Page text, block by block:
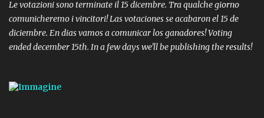
Le votazioni sono terminate il 15 dicembre. Tra qualche giorno
comunicheremo i vincitori! Las votaciones se acabaron el 15 de
diciembre. En dias vamos a comunicar los ganadores! Voting
ended december 15th. In a few days we'll be publishing the results!